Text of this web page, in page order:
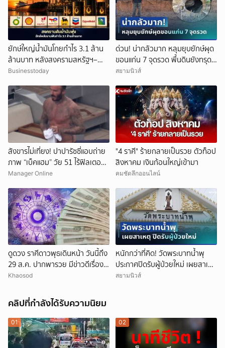
ยักษ์ใหญ่น้ำมันโกยกำไร 3.1 ล้าน
ล้านบาท หลังสงครามสหรัฐฯ–
อิหร่านดันราคาพลังงานพุ่ง
Businesstoday
ด่วน! น่ากลัวมาก หลุมยุบยักษ์ผุด
ขอนแก่น 7 จุดรวด พื้นดินยังทรุด
ไม่หยุด ชาวบ้านผวาหนัก
สยามนิวส์
สังขารไม่เที่ยง! ปาปารัซซี่แอบถ่าย
ภาพ “เบ็คแฮม” วัย 51 ไร้ฟิลเตอร์
เผยให้เห็นผมบาง-ศีรษะล้าน
Manager Online
"4 ราศี" ร้ายกลายเป็นรวย ตัวท็อป
สิงหาคม เงินก้อนใหญ่เข้ามา
คมชัดลึกออนไลน์
ดูดวง ราศีดาวพุธเดินหน้า วันนี้ถึง
29 ส.ค. ปากพารวย มีข่าวดีเรื่อง
เงิน-ค้าขาย
Khaosod
หนักกว่าที่คิด! วัดพระบาทน้ำพุ
ประกาศปิดรับผู้ป่วยใหม่ เผยสาเหตุ
สุดสะเทือนใจ
สยามนิวส์
คลิปที่กำลังได้รับความนิยม
01 02